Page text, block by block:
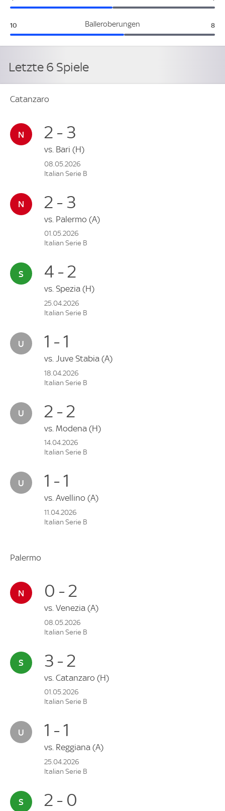
Balleroberungen
Catanzaro:
10 8
Letzte 6 Spiele
Catanzaro
2 - 3
vs. Bari (H)
08.05.2026
Italian Serie B
2 - 3
vs. Palermo (A)
01.05.2026
Italian Serie B
4 - 2
vs. Spezia (H)
25.04.2026
Italian Serie B
1 - 1
vs. Juve Stabia (A)
18.04.2026
Italian Serie B
2 - 2
vs. Modena (H)
14.04.2026
Italian Serie B
1 - 1
vs. Avellino (A)
11.04.2026
Italian Serie B
Palermo
0 - 2
vs. Venezia (A)
08.05.2026
Italian Serie B
3 - 2
vs. Catanzaro (H)
01.05.2026
Italian Serie B
1 - 1
vs. Reggiana (A)
25.04.2026
Italian Serie B
2 - 0